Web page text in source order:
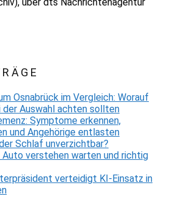
Osnabrück im Vergleich: Worauf
der Auswahl achten sollten
Symptome erkennen,
und Angehörige entlasten
Schlaf unverzichtbar?
Auto verstehen warten und richtig
verteidigt KI-Einsatz in